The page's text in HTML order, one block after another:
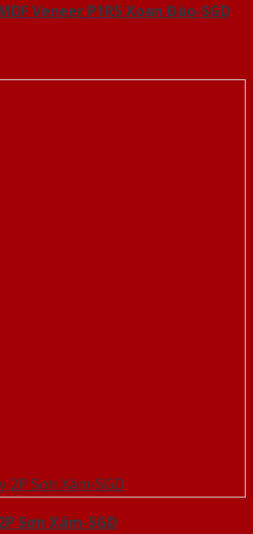
Veneer P1R5 Xoan Đào-SGD
Sơn Xám-SGD